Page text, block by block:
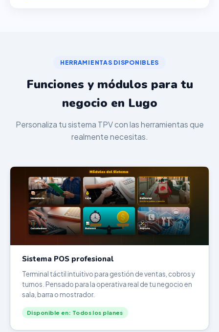
HERRAMIENTAS DISPONIBLES
Funciones y módulos para tu
negocio en Lugo
Personaliza tu sistema TPV con las herramientas que
realmente necesitas.
Sistema POS profesional
Terminal táctil intuitivo para gestión de ventas, cobros y
turnos. Pensado para la operativa real de tu negocio en
sala, barra o mostrador.
Disponible en: Todos los planes